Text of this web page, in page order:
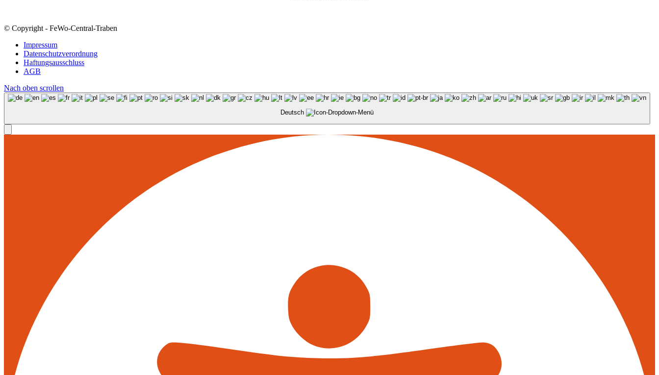
© Copyright - FeWo-Central-Traben
Impressum
Datenschutzverordnung
Haftungsausschluss
AGB
Nach oben scrollen
Deutsch